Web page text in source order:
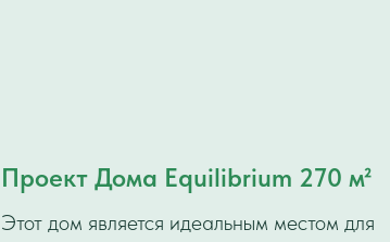
Проект Дома Equilibrium 270 м²
Этот дом является идеальным местом для